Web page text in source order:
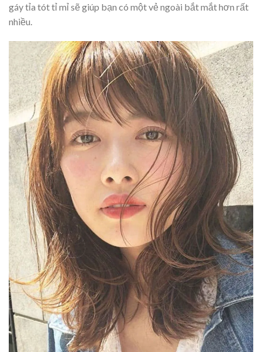
gáy tỉa tót tỉ mỉ sẽ giúp bạn có một vẻ ngoài bắt mắt hơn rất
nhiều.